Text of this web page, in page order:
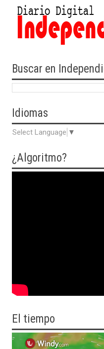
Buscar en
Idiomas
Select Language ▼
¿Algoritmo?
El tiempo